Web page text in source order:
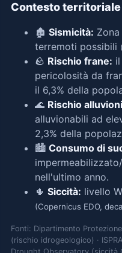
Contesto
🏚️ Sismicità:
terremoti possibili
🪨 Rischio frane:
pericolosità da
il 6,3% della
🌊 Rischio
alluvionabili ad
2,3% della
🏙️ Consumo di
nell'ultimo anno.
🌵 Siccità: livello
(Copernicus EDO,
Fonti: Dipartimento
(rischio idrogeologico) ·